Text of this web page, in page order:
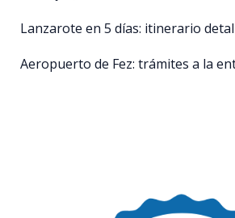
Lanzarote en 5 días: itinerario
Aeropuerto de Fez: trámites a la